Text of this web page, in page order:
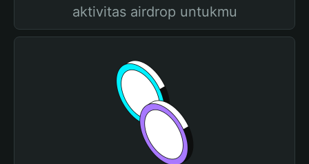
aktivitas airdrop untukmu